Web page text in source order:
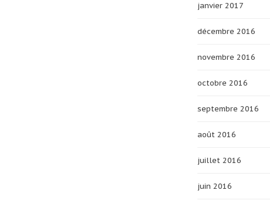
janvier 2017
décembre 2016
novembre 2016
octobre 2016
septembre 2016
août 2016
juillet 2016
juin 2016